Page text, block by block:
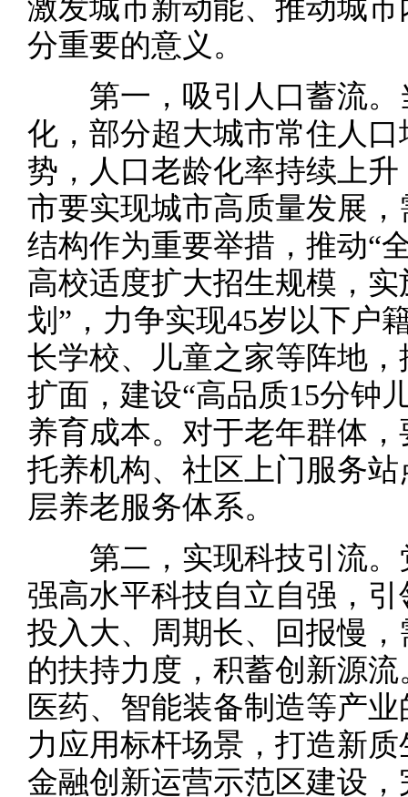
激发城市新动能、推动城
分重要的意义。
第一，吸引人口蓄流。
化，部分超大城市常住人
势，人口老龄化率持续上
市要实现城市高质量发展
结构作为重要举措，推动“
高校适度扩大招生规模，
划”，力争实现45岁以下户
长学校、儿童之家等阵地
扩面，建设“高品质15分钟
养育成本。对于老年群体
托养机构、社区上门服务
层养老服务体系。
第二，实现科技引流。
强高水平科技自立自强，
投入大、周期长、回报慢
的扶持力度，积蓄创新源
医药、智能装备制造等产
力应用标杆场景，打造新
金融创新运营示范区建设